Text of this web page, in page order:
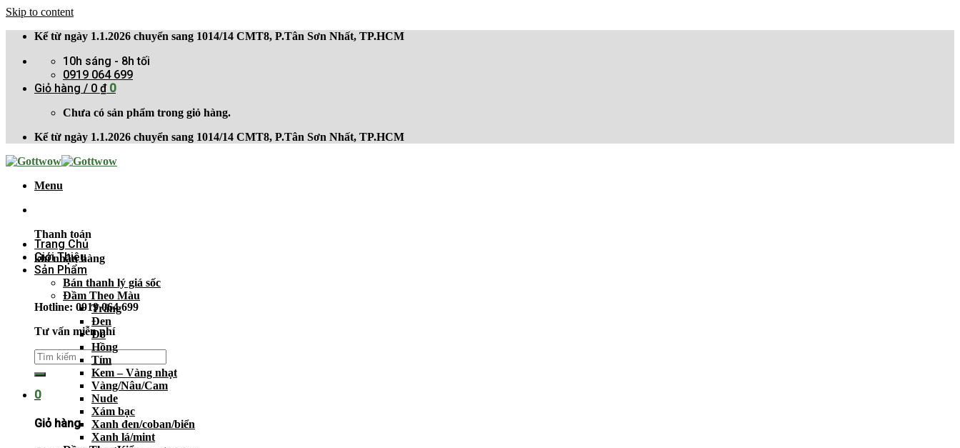
Skip to content
Kể từ ngày 1.1.2026 chuyển sang 1014/14 CMT8, P.Tân Sơn Nhất, TP.HCM
10h sáng - 8h tối
0919 064 699
Giỏ hàng / 0 ₫ 0
Chưa có sản phẩm trong giỏ hàng.
Kể từ ngày 1.1.2026 chuyển sang 1014/14 CMT8, P.Tân Sơn Nhất, TP.HCM
Menu
Thanh toán
khi nhận hàng
Hotline: 0919 064 699
Tư vấn miễn phí
0
Giỏ hàng
Trang Chủ
Giới Thiệu
Sản Phẩm
Bán thanh lý giá sốc
Đầm Theo Màu
Trắng
Đen
Đỏ
Hồng
Tím
Kem – Vàng nhạt
Vàng/Nâu/Cam
Nude
Xám bạc
Xanh đen/coban/biển
Xanh lá/mint